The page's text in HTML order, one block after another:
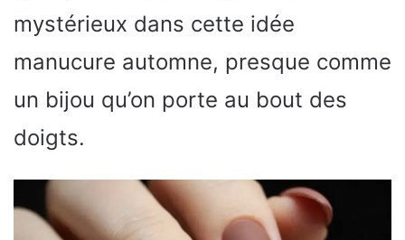
mystérieux dans cette idée
manucure automne, presque comme
un bijou qu’on porte au bout des
doigts.